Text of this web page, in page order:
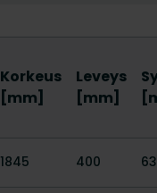
Korkeus
[mm]
Leveys
[mm]
1845 400 63